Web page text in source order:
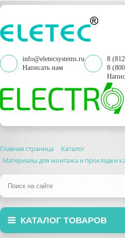
info@eletecsystems.ru
Написать нам
8
8
Главная страница
Каталог
Материалы для монтажа и прокладки
КАТАЛОГ ТОВАРОВ